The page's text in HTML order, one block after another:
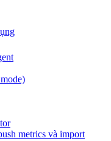
metrics và import